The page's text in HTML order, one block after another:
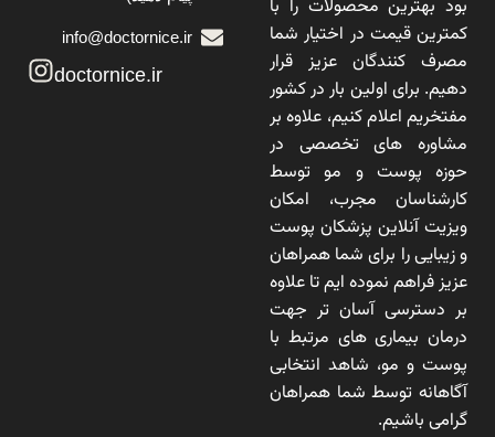
بود بهترین محصولات را با
کمترین قیمت در اختیار شما
مصرف کنندگان عزیز قرار
دهیم. برای اولین بار در کشور
مفتخریم اعلام کنیم، علاوه بر
مشاوره های تخصصی در
حوزه پوست و مو توسط
کارشناسان مجرب، امکان
ویزیت آنلاین پزشکان پوست
و زیبایی را برای شما همراهان
عزیز فراهم نموده ایم تا علاوه
بر دسترسی آسان تر جهت
درمان بیماری های مرتبط با
پوست و مو، شاهد انتخابی
آگاهانه توسط شما همراهان
گرامی باشیم.
info@doctornice.ir
doctornice.ir